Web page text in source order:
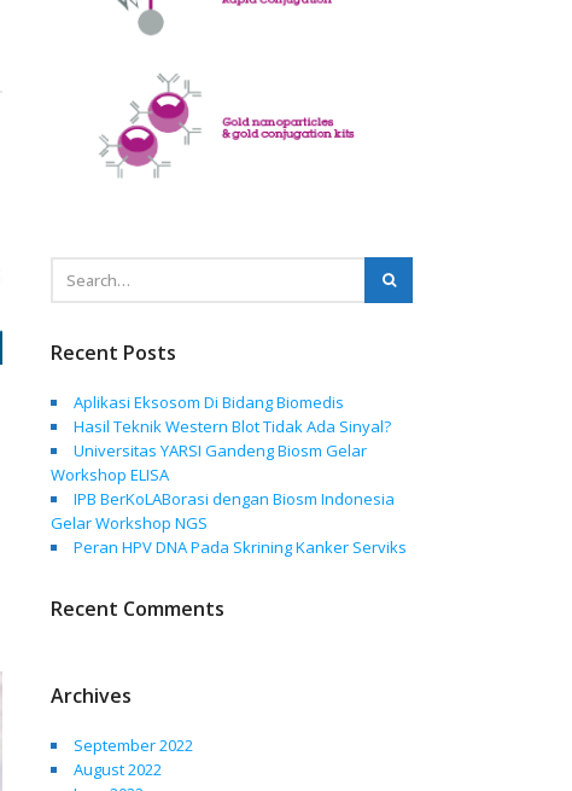
Recent Posts
Aplikasi Eksosom Di Bidang Biomedis
Hasil Teknik Western Blot Tidak Ada Sinyal?
Universitas YARSI Gandeng Biosm Gelar
Workshop ELISA
IPB BerKoLABorasi dengan Biosm Indonesia
Gelar Workshop NGS
Peran HPV DNA Pada Skrining Kanker Serviks
Recent Comments
Archives
September 2022
August 2022